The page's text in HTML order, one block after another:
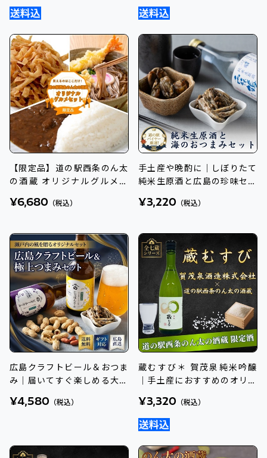
【限定品】道の駅西条のん太
の酒蔵 オリジナルグルメ詰
¥6,680 （税込）
手土産や晩酌に｜しぼりたて
純米生原酒と広島の珍味セッ
¥3,220 （税込）
広島クラフトビール＆おつま
み｜届いてすぐ楽しめる大人
¥4,580 （税込）
蔵むすび＊ 賀茂泉純米吟醸
｜手土産におすすめのオリジ
¥3,320 （税込）